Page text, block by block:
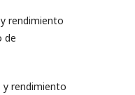
rendimiento
de
y rendimiento